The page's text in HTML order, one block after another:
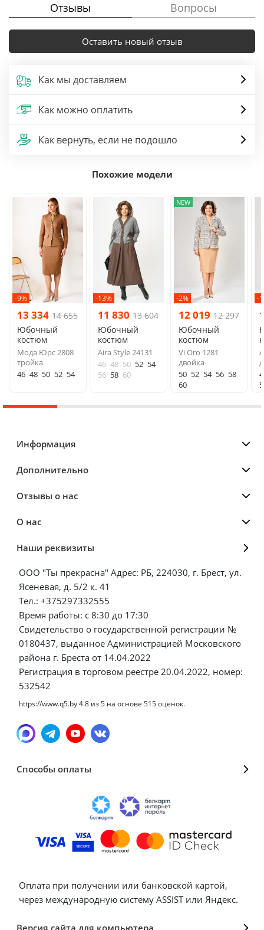
Отзывы Вопросы
Оставить новый отзыв
Как мы доставляем
Как можно оплатить
Как вернуть, если не подошло
Похожие модели
-9%
13 334 14 655
Юбочный
костюм
Мода Юрс 2808
тройка
46 48 50 52 54
-13%
11 830 13 604
Юбочный
костюм
Aira Style 24131
46 48 50 52 54
56 58 60
NEW
-2%
12 019 12 297
Юбочный
костюм
Vi Oro 1281
двойка
50 52 54 56 58
60
-
Информация
Дополнительно
Отзывы о нас
О нас
Наши реквизиты
ООО "Ты прекрасна" Адрес: РБ, 224030, г. Брест, ул.
Ясеневая, д. 5/2 к. 41
Тел.: +375297332555
Время работы: с 8:30 до 17:30
Свидетельство о государственной регистрации №
0180437, выданное Администрацией Московского
района г. Бреста от 14.04.2022
Регистрация в торговом реестре 20.04.2022, номер:
532542
https://www.q5.by4.8 из5 на основе 515оценок.
Способы оплаты
Оплата при получении или банковской картой,
через международную систему ASSIST или Яндекс.
Версия сайта для компьютера